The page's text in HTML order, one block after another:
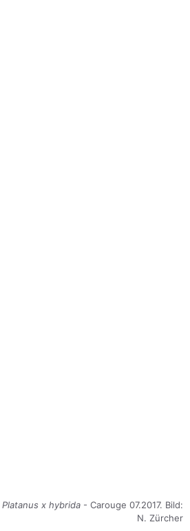
Platanus x hybrida - Carouge 07.2017. Bild:
N. Zürcher